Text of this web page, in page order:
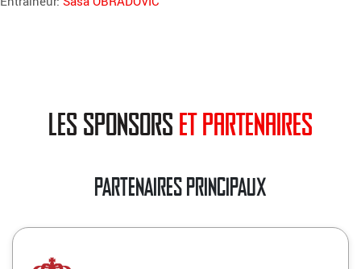
les sponsors et partenaires
PARTENAIRES PRINCIPAUX